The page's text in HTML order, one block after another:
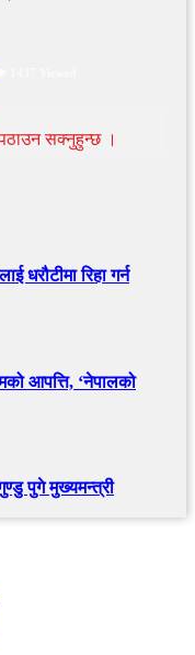
सक्नुहुन्छ ।
धरौटीमा रिहा गर्न
आपत्ति, ‘नेपालको
पुगे मुख्यमन्त्री